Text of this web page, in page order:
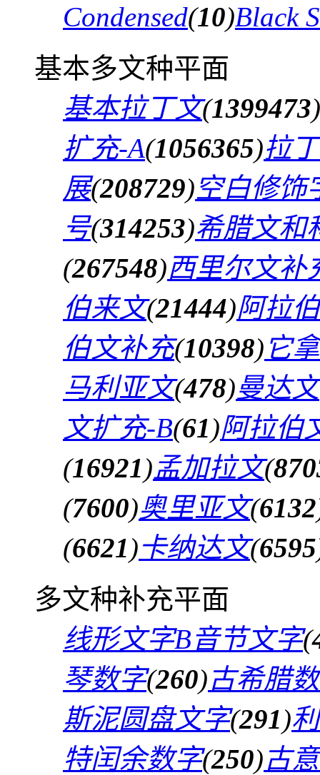
Condensed(10)Black
基本多文种平面
基本拉丁文(1399473)
扩充-A(1056365)拉
展(208729)空白修饰
号(314253)希腊文和
(267548)西里尔文补
伯来文(21444)阿拉
伯文补充(10398) 它
马利亚文(478)曼达文
文扩充-B(61)阿拉伯
(16921)孟加拉文(
(7600)奥里亚文(6132
(6621)卡纳达文(6595
多文种补充平面
线形文字B音节文字(
琴数字(260)古希腊
斯泥圆盘文字(291)
特闰余数字(250)古